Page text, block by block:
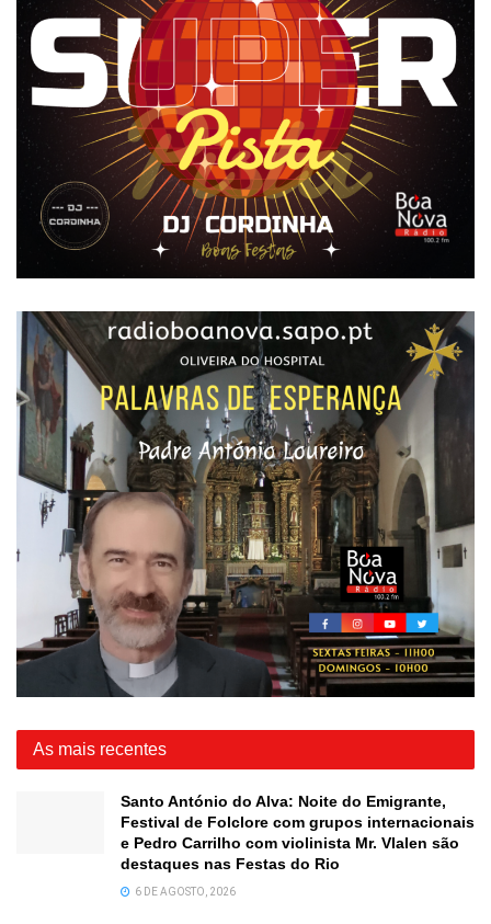
As mais recentes
Santo António do Alva: Noite do Emigrante,
Festival de Folclore com grupos internacionais
e Pedro Carrilho com violinista Mr. Vlalen são
destaques nas Festas do Rio
6 DE AGOSTO, 2026